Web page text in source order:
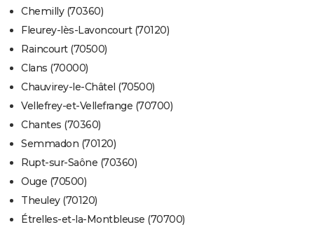
Chemilly (70360)
Fleurey-lès-Lavoncourt (70120)
Raincourt (70500)
Clans (70000)
Chauvirey-le-Châtel (70500)
Vellefrey-et-Vellefrange (70700)
Chantes (70360)
Semmadon (70120)
Rupt-sur-Saône (70360)
Ouge (70500)
Theuley (70120)
Étrelles-et-la-Montbleuse (70700)